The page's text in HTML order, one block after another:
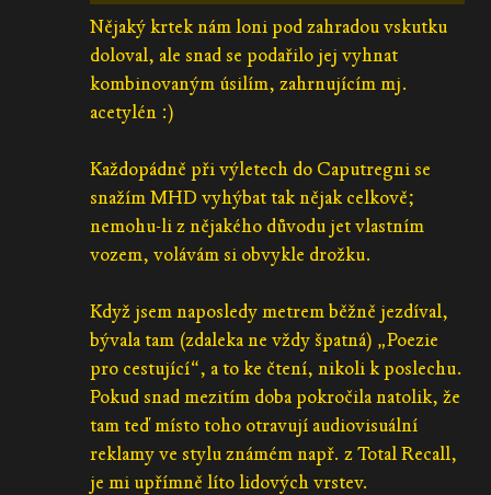
Nějaký krtek nám loni pod zahradou vskutku
doloval, ale snad se podařilo jej vyhnat
kombinovaným úsilím, zahrnujícím mj.
acetylén :)
Každopádně při výletech do Caputregni se
snažím MHD vyhýbat tak nějak celkově;
nemohu-li z nějakého důvodu jet vlastním
vozem, volávám si obvykle drožku.
Když jsem naposledy metrem běžně jezdíval,
bývala tam (zdaleka ne vždy špatná) „Poezie
pro cestující“, a to ke čtení, nikoli k poslechu.
Pokud snad mezitím doba pokročila natolik, že
tam teď místo toho otravují audiovisuální
reklamy ve stylu známém např. z Total Recall,
je mi upřímně líto lidových vrstev.